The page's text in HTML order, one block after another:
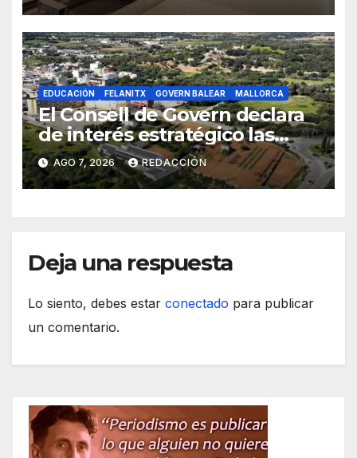
EDUCACIÓN FELANITX GOVERN BALEAR MALLORCA
El Consell de Govern declara
de interés estratégico las
obras de acceso al nuevo
CEIP de Felanitx
AGO 7, 2026 REDACCIÓN
Deja una respuesta
Lo siento, debes estar conectado para publicar
un comentario.